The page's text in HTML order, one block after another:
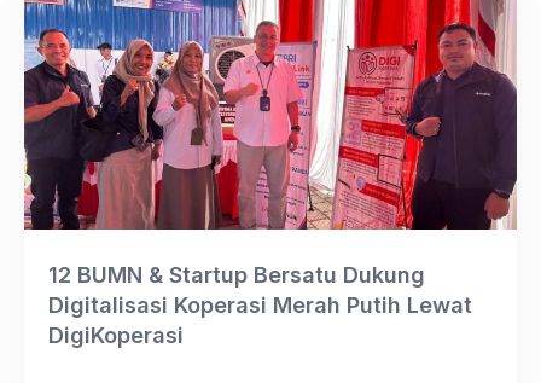
12 BUMN & Startup Bersatu Dukung
Digitalisasi Koperasi Merah Putih Lewat
DigiKoperasi